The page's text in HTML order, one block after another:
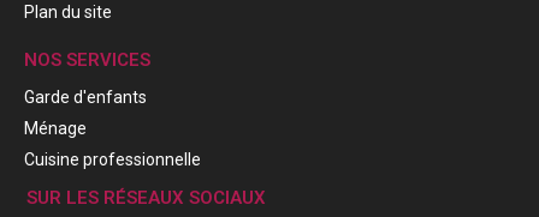
Plan du site
NOS SERVICES
Garde d'enfants
Ménage
Cuisine professionnelle
SUR LES RÉSEAUX SOCIAUX